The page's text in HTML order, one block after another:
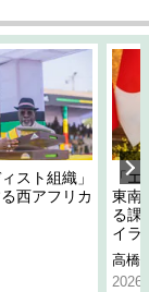
スト組織」
西アフリカ
「
東南
る課
イラ
高橋
2026